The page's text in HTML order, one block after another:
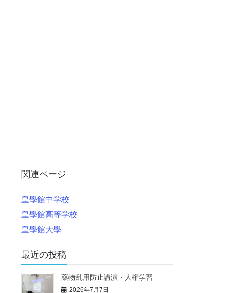
関連ページ
皇學館中学校
皇學館高等学校
皇學館大學
最近の投稿
薬物乱用防止講演・人権学習
2026年7月7日